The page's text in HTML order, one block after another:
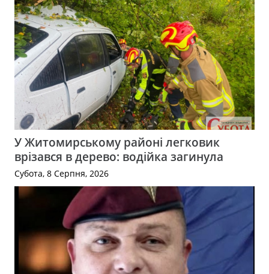
У Житомирському районі легковик
врізався в дерево: водійка загинула
Субота, 8 Серпня, 2026